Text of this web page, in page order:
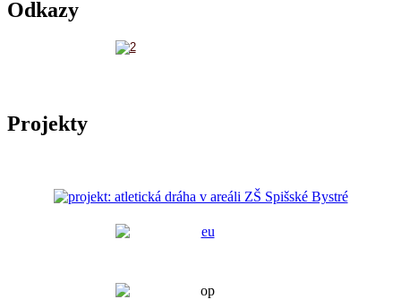
Odkazy
Projekty